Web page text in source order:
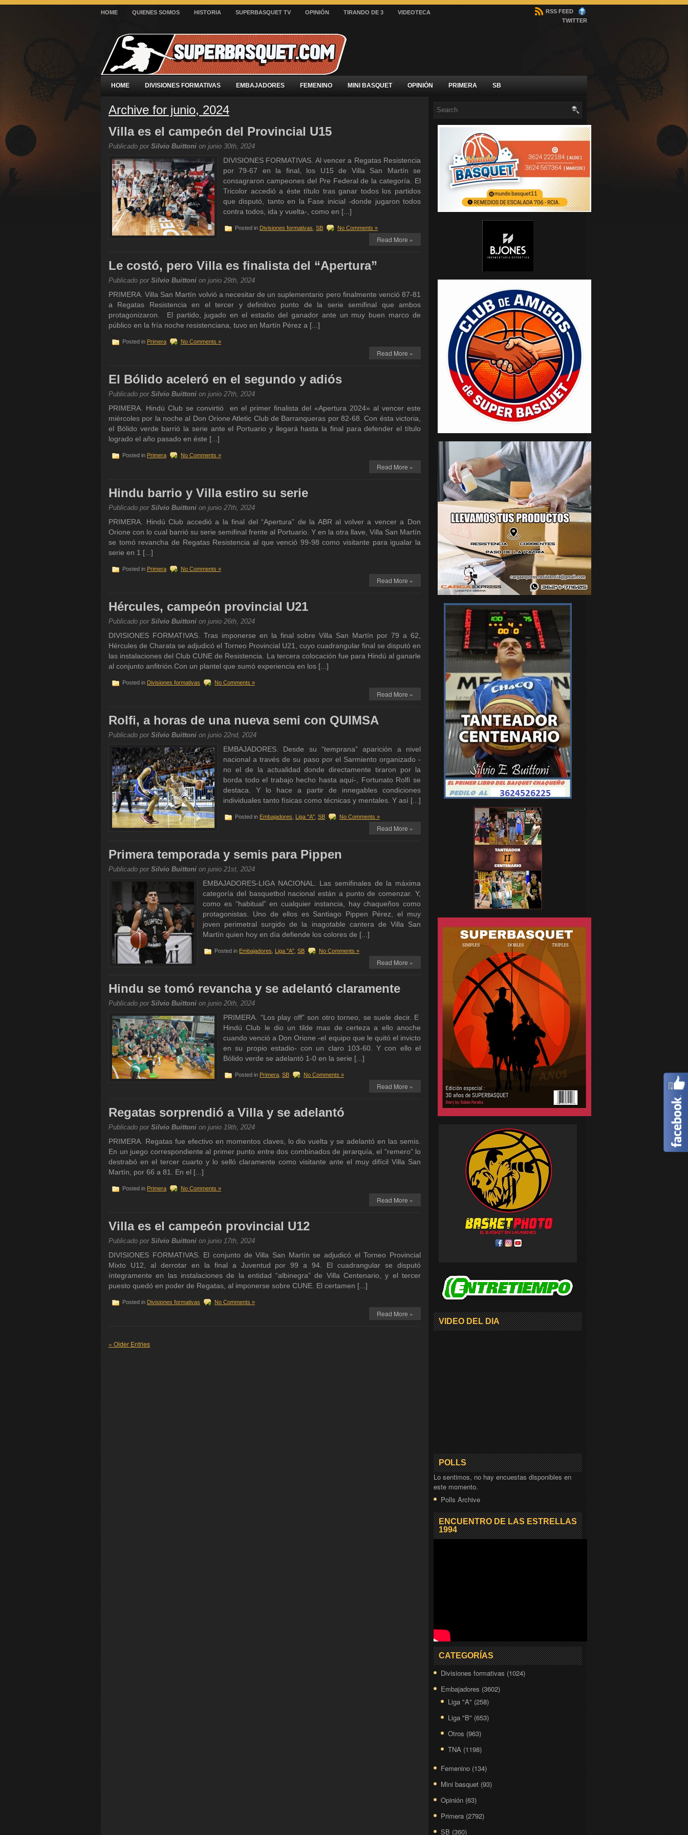
HOME QUIENES SOMOS HISTORIA SUPERBASQUET TV OPINIÓN TIRANDO DE 3 VIDEOTECA
RSS FEED
TWITTER
HOME DIVISIONES FORMATIVAS EMBAJADORES FEMENINO MINI BASQUET OPINIÓN PRIMERA SB
Archive for junio, 2024
Villa es el campeón del Provincial U15
Publicado por Silvio Buittoni on junio 30th, 2024
DIVISIONES FORMATIVAS. Al vencer a Regatas Resistencia
por 79-67 en la final, los U15 de Villa San Martín se
consagraron campeones del Pre Federal de la categoría. El
Tricolor accedió a éste título tras ganar todos los partidos
que disputó, tanto en la Fase inicial -donde jugaron todos
contra todos, ida y vuelta-, como en [...]
Posted in Divisiones formativas SB No Comments »
Read More »
Le costó, pero Villa es finalista del “Apertura”
Publicado por Silvio Buittoni on junio 29th, 2024
PRIMERA. Villa San Martín volvió a necesitar de un suplementario pero finalmente venció 87-81
a Regatas Resistencia en el tercer y definitivo punto de la serie semifinal que ambos
protagonizaron. El partido, jugado en el estadio del ganador ante un muy buen marco de
público en la fría noche resistenciana, tuvo en Martín Pérez a [...]
Posted in Primera No Comments »
Read More »
El Bólido aceleró en el segundo y adiós
Publicado por Silvio Buittoni on junio 27th, 2024
PRIMERA. Hindú Club se convirtió en el primer finalista del «Apertura 2024» al vencer este
miércoles por la noche al Don Orione Atletic Club de Barranqueras por 82-68. Con ésta victoria,
el Bólido verde barrió la serie ante el Portuario y llegará hasta la final para defender el título
logrado el año pasado en éste [...]
Posted in Primera No Comments »
Read More »
Hindu barrio y Villa estiro su serie
Publicado por Silvio Buittoni on junio 27th, 2024
PRIMERA. Hindú Club accedió a la final del “Apertura” de la ABR al volver a vencer a Don
Orione con lo cual barrió su serie semifinal frente al Portuario. Y en la otra llave, Villa San Martín
se tomó revancha de Regatas Resistencia al que venció 99-98 como visitante para igualar la
serie en 1 [...]
Posted in Primera No Comments »
Read More »
Hércules, campeón provincial U21
Publicado por Silvio Buittoni on junio 26th, 2024
DIVISIONES FORMATIVAS. Tras imponerse en la final sobre Villa San Martín por 79 a 62,
Hércules de Charata se adjudicó el Torneo Provincial U21, cuyo cuadrangular final se disputó en
las instalaciones del Club CUNE de Resistencia. La tercera colocación fue para Hindú al ganarle
al conjunto anfitrión.Con un plantel que sumó experiencia en los [...]
Posted in Divisiones formativas No Comments »
Read More »
Rolfi, a horas de una nueva semi con QUIMSA
Publicado por Silvio Buittoni on junio 22nd, 2024
EMBAJADORES. Desde su “temprana” aparición a nivel
nacional a través de su paso por el Sarmiento organizado -
no el de la actualidad donde directamente tiraron por la
borda todo el trabajo hecho hasta aquí-, Fortunato Rolfi se
destaca. Y lo hace a partir de innegables condiciones
individuales tanto físicas como técnicas y mentales. Y así [...]
Posted in Embajadores Liga "A" SB No Comments »
Read More »
Primera temporada y semis para Pippen
Publicado por Silvio Buittoni on junio 21st, 2024
EMBAJADORES-LIGA NACIONAL. Las semifinales de la máxima
categoría del basquetbol nacional están a punto de comenzar. Y,
como es “habitual” en cualquier instancia, hay chaqueños como
protagonistas. Uno de ellos es Santiago Pippen Pérez, el muy
joven perimetral surgido de la inagotable cantera de Villa San
Martín quien hoy en día defiende los colores de [...]
Posted in Embajadores Liga "A" SB No Comments »
Read More »
Hindu se tomó revancha y se adelantó claramente
Publicado por Silvio Buittoni on junio 20th, 2024
PRIMERA. “Los play off” son otro torneo, se suele decir. E
Hindú Club le dio un tilde mas de certeza a ello anoche
cuando venció a Don Orione -el equipo que le quitó el invicto
en su propio estadio- con un claro 103-60. Y con ello el
Bólido verde se adelantó 1-0 en la serie [...]
Posted in Primera SB No Comments »
Read More »
Regatas sorprendió a Villa y se adelantó
Publicado por Silvio Buittoni on junio 19th, 2024
PRIMERA. Regatas fue efectivo en momentos claves, lo dio vuelta y se adelantó en las semis.
En un juego correspondiente al primer punto entre dos combinados de jerarquía, el “remero” lo
destrabó en el tercer cuarto y lo selló claramente como visitante ante el muy difícil Villa San
Martín, por 66 a 81. En el [...]
Posted in Primera No Comments »
Read More »
Villa es el campeón provincial U12
Publicado por Silvio Buittoni on junio 17th, 2024
DIVISIONES FORMATIVAS. El conjunto de Villa San Martín se adjudicó el Torneo Provincial
Mixto U12, al derrotar en la final a Juventud por 99 a 94. El cuadrangular se disputó
íntegramente en las instalaciones de la entidad “albinegra” de Villa Centenario, y el tercer
puesto quedó en poder de Regatas, al imponerse sobre CUNE. El certamen [...]
Posted in Divisiones formativas No Comments »
Read More »
« Older Entries
VIDEO DEL DIA
POLLS
Lo sentimos, no hay encuestas disponibles en
este momento.
Polls Archive
ENCUENTRO DE LAS ESTRELLAS
1994
CATEGORÍAS
Divisiones formativas (1024)
Embajadores (3602)
Liga "A" (258)
Liga "B" (653)
Otros (963)
TNA (1198)
Femenino (134)
Mini basquet (93)
Opinión (63)
Primera (2792)
SB (360)